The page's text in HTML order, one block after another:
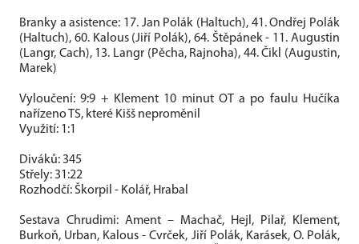
Branky a asistence: 17. Jan Polák (Haltuch), 41. Ondřej Polák
(Haltuch), 60. Kalous (Jiří Polák), 64. Štěpánek - 11. Augustin
(Langr, Cach), 13. Langr (Pěcha, Rajnoha), 44. Čikl (Augustin,
Marek)
Vyloučení: 9:9 + Klement 10 minut OT a po faulu Hučíka
nařízeno TS, které Kišš neproměnil
Využití: 1:1
Diváků: 345
Střely: 31:22
Rozhodčí: Škorpil - Kolář, Hrabal
Sestava Chrudimi: Ament – Machač, Hejl, Pilař, Klement,
Burkoň, Urban, Kalous - Cvrček, Jiří Polák, Karásek, O. Polák,